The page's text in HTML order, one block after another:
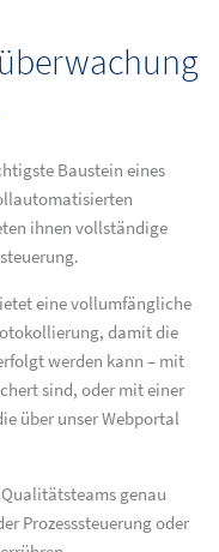
Baustein eines
ihnen vollständige
eine vollumfängliche
damit die
werden kann – mit
sind, oder mit einer
über unser Webportal
genau
Prozesssteuerung oder